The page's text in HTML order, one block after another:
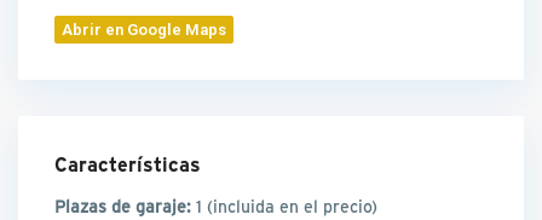
Abrir en Google Maps
Características
Plazas de garaje:1(incluida en el precio)